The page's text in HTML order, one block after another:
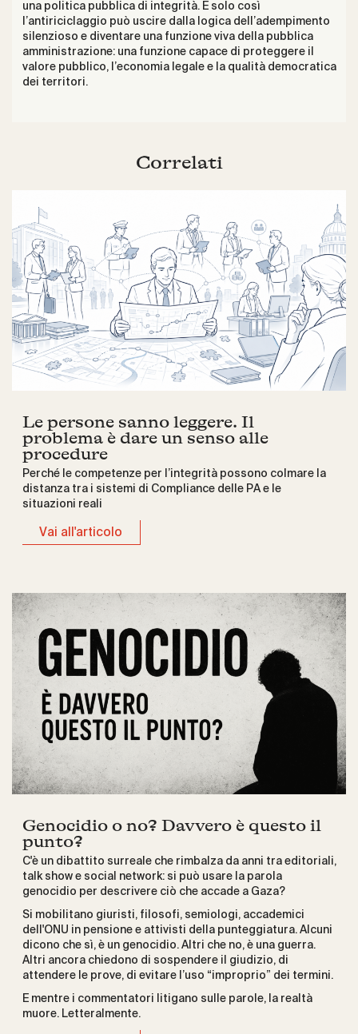
una politica pubblica di integrità. E solo così
l’antiriciclaggio può uscire dalla logica dell’adempimento
silenzioso e diventare una funzione viva della pubblica
amministrazione: una funzione capace di proteggere il
valore pubblico, l’economia legale e la qualità democratica
dei territori.
Correlati
Le persone sanno leggere. Il
problema è dare un senso alle
procedure
Perché le competenze per l’integrità possono colmare la
distanza tra i sistemi di Compliance delle PA e le
situazioni reali
Vai all'articolo
Genocidio o no? Davvero è questo il
punto?
C'è un dibattito surreale che rimbalza da anni tra editoriali,
talk show e social network: si può usare la parola
genocidio per descrivere ciò che accade a Gaza?
Si mobilitano giuristi, filosofi, semiologi, accademici
dell'ONU in pensione e attivisti della punteggiatura. Alcuni
dicono che sì, è un genocidio. Altri che no, è una guerra.
Altri ancora chiedono di sospendere il giudizio, di
attendere le prove, di evitare l’uso “improprio” dei termini.
E mentre i commentatori litigano sulle parole, la realtà
muore. Letteralmente.